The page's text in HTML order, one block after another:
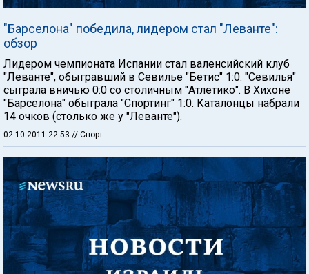
"Барселона" победила, лидером стал "Леванте":
обзор
Лидером чемпионата Испании стал валенсийский клуб
"Леванте", обыгравший в Севилье "Бетис" 1:0. "Севилья"
сыграла вничью 0:0 со столичным "Атлетико". В Хихоне
"Барселона" обыграла "Спортинг" 1:0. Каталонцы набрали
14 очков (столько же у "Леванте").
02.10.2011 22:53 // Спорт